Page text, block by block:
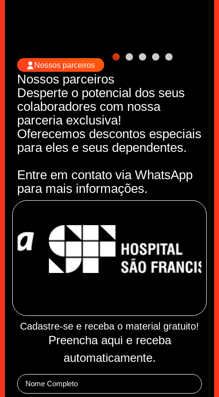
Nossos parceiros
Nossos parceiros
Desperte o potencial dos seus
colaboradores com nossa
parceria exclusiva!
Oferecemos descontos especiais
para eles e seus dependentes.
Entre em contato via WhatsApp
para mais informações.
Cadastre-se e receba o material gratuito!
Preencha aqui e receba
automaticamente.